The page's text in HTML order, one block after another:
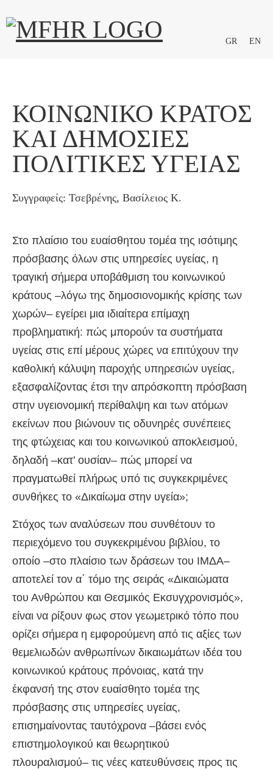
GR EN
ΚΟΙΝΩΝΙΚΌ ΚΡΆΤΟΣ
ΚΑΙ ΔΗΜΌΣΙΕΣ
ΠΟΛΙΤΙΚΈΣ ΥΓΕΊΑΣ
Συγγραφείς: Τσεβρένης, Βασίλειος Κ.
Στο πλαίσιο του ευαίσθητου τομέα της ισότιμης
πρόσβασης όλων στις υπηρεσίες υγείας, η
τραγική σήμερα υποβάθμιση του κοινωνικού
κράτους –λόγω της δημοσιονομικής κρίσης των
χωρών– εγείρει μια ιδιαίτερα επίμαχη
προβληματική: πώς μπορούν τα συστήματα
υγείας στις επί μέρους χώρες να επιτύχουν την
καθολική κάλυψη παροχής υπηρεσιών υγείας,
εξασφαλίζοντας έτσι την απρόσκοπτη πρόσβαση
στην υγειονομική περίθαλψη και των ατόμων
εκείνων που βιώνουν τις οδυνηρές συνέπειες
της φτώχειας και του κοινωνικού αποκλεισμού,
δηλαδή –κατ’ ουσίαν– πώς μπορεί να
πραγματωθεί πλήρως υπό τις συγκεκριμένες
συνθήκες το «Δικαίωμα στην υγεία»;
Στόχος των αναλύσεων που συνθέτουν το
περιεχόμενο του συγκεκριμένου βιβλίου, το
οποίο –στο πλαίσιο των δράσεων του ΙΜΔΑ–
αποτελεί τον α΄ τόμο της σειράς «Δικαιώματα
του Ανθρώπου και Θεσμικός Εκσυγχρονισμός»,
είναι να ρίξουν φως στον γεωμετρικό τόπο που
ορίζει σήμερα η εμφορούμενη από τις αξίες των
θεμελιωδών ανθρωπίνων δικαιωμάτων ιδέα του
κοινωνικού κράτους πρόνοιας, κατά την
έκφανσή της στον ευαίσθητο τομέα της
πρόσβασης στις υπηρεσίες υγείας,
επισημαίνοντας ταυτόχρονα –βάσει ενός
επιστημολογικού και θεωρητικού
πλουραλισμού– τις νέες κατευθύνσεις προς τις